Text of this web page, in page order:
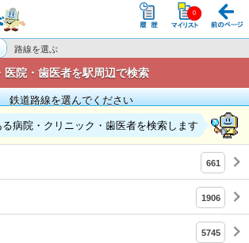
路線を選ぶ
医院・歯医者を駅周辺で検索
鉄道路線を選んでください
病院・クリニック・歯医者を検索します
661
1906
5745